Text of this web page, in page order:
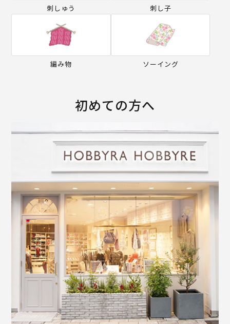
刺しゅう 刺し子
編み物 ソーイング
初めての方へ